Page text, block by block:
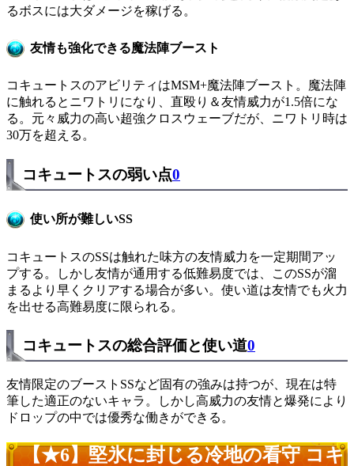
るボスには大ダメージを稼げる。
友情も強化できる魔法陣ブースト
コキュートスのアビリティはMSM+魔法陣ブースト。魔法陣
に触れるとニワトリになり、直殴り＆友情威力が1.5倍にな
る。元々威力の高い超強クロスウェーブだが、ニワトリ時は
30万を超える。
コキュートスの弱い点0
使い所が難しいSS
コキュートスのSSは触れた味方の友情威力を一定期間アッ
プする。しかし友情が通用する低難易度では、このSSが溜
まるより早くクリアする場合が多い。使い道は友情でも火力
を出せる高難易度に限られる。
コキュートスの総合評価と使い道0
友情限定のブーストSSなど固有の強みは持つが、現在は特
筆した適正のないキャラ。しかし高威力の友情と爆発により
ドロップの中では優秀な働きができる。
【★6】堅氷に封じる冷地の看守 コキ